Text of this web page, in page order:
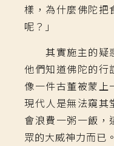
樣，為什麼佛陀把
呢？」
其實施主的疑惑
他們知道佛陀的行
像一件古董被蒙上
現代人是無法窺其
會浪費一粥一飯，
眾的大威神力而已。